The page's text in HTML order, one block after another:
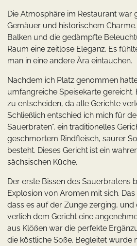
Die Atmosphäre im Restaurant war
Gemäuer und historischem
Balken und die gedämpfte
Raum eine zeitlose Eleganz. Es
man in eine andere Ära eintauchen.
Nachdem ich Platz genommen
umfangreiche Speisekarte gereicht.
zu entscheiden, da alle Gerichte
Schließlich entschied ich mich für
Sauerbraten“, ein traditionelles
geschmortem Rindfleisch, saurer
besteht. Dieses Gericht ist ein
sächsischen Küche.
Der erste Bissen des Sauerbratens
Explosion von Aromen mit sich.
dass es auf der Zunge zerging, und
verlieh dem Gericht eine
aus Klößen war die perfekte
die köstliche Soße. Begleitet wurde